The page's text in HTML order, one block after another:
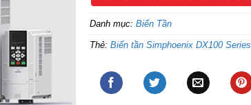
Danh mục: Biến Tần
Thẻ: Biến tần Simphoenix DX100 Series